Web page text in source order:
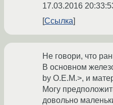
17.03.2016
Ссылка
Не говори, что
В основном
by O.E.M.>, и
Могу
довольно